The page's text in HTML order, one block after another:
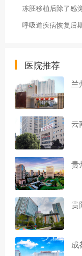
冻胚移植后除了感
医院推荐
兰
云
贵
贵
成